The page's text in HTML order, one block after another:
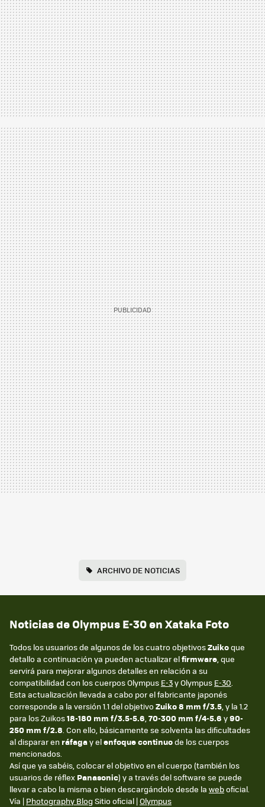
ARCHIVO DE NOTICIAS
Noticias de Olympus E-30 en Xataka Foto
Todos los usuarios de algunos de los cuatro objetivosZuikoque
detallo a continuación ya pueden actualizar elfirmware , que
servirá para mejorar algunos detalles en relación a su
compatibilidad con los cuerpos Olympus E-3y Olympus E-30
Esta actualización llevada a cabo por el fabricante japonés
corresponde a la versión 1.1 del objetivoZuiko 8 mm f/3.5 , y la 1.2
para los Zuikos18-180 mm f/3.5-5.6 70-300 mm f/4-5.6 y90-
250 mm f/2.8 . Con ello, básicamente se solventa las dificultades
al disparar en ráfagay elenfoque continuode los cuerpos
mencionados.
Así que ya sabéis, colocar el objetivo en el cuerpo (también los
usuarios de réflex Panasonic) y a través del software se puede
llevar a cabo la misma o bien descargándolo desde la weboficial.
Vía | Photography BlogSitio oficial |Olympus